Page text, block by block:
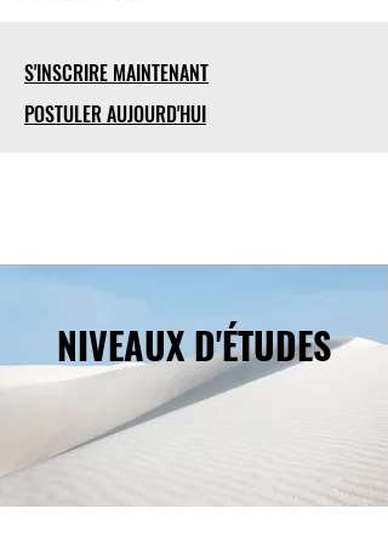
S'INSCRIRE MAINTENANT
POSTULER AUJOURD'HUI
NIVEAUX D'ÉTUDES